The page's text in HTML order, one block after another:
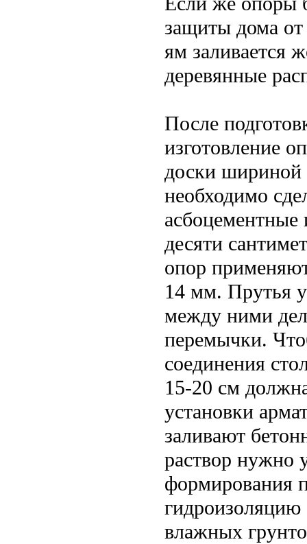
защиты дома
ям заливается
деревянные
После
изготовление
доски шириной
необходимо
асбоцементные
десяти
опор
14 мм. Прутья
между ними
перемычки.
соединения
15-20 см
установки
заливают
раствор нужно
формирования
гидроизоляцию
влажных